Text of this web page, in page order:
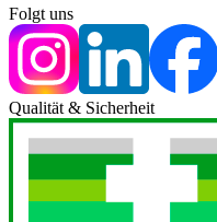
Folgt uns
Qualität & Sicherheit